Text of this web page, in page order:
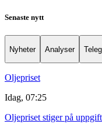
Senaste nytt
Nyheter Analyser
Oljepriset
Idag, 07:25
Oljepriset stiger på